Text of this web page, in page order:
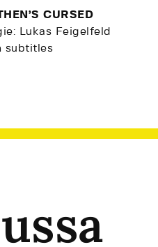
CURSED
Lukas Feigelfeld
subtitles